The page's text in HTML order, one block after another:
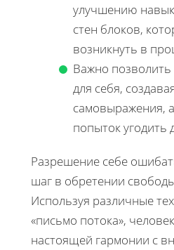
улучшению
стен блоков,
возникнуть в
Важно позволить
для себя,
самовыражения,
попыток угодить
Разрешение себе
шаг в обретении
Используя различные
«письмо потока»,
настоящей гармонии с